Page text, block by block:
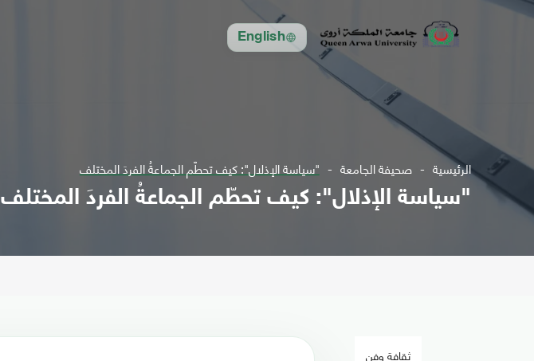
English
الرئيسية صحيفة الجامعة "سياسة الإذلال": كيف تحطّم الجماعةُ الفردَ المختلف
"سياسة الإذلال": كيف تحطّم الجماعةُ الفردَ المختلف
ثقافة وفن